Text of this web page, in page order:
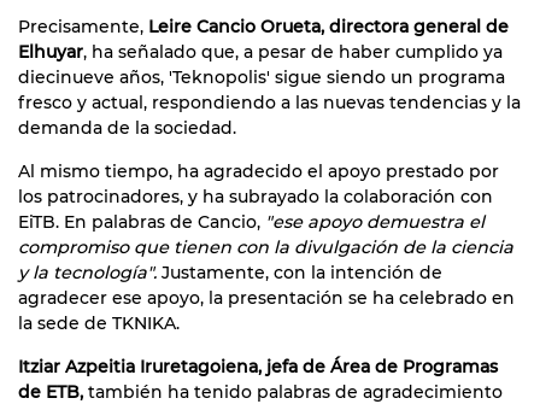
Precisamente, Leire Cancio Orueta, directora general de
Elhuyar, ha señalado que, a pesar de haber cumplido ya
diecinueve años, 'Teknopolis' sigue siendo un programa
fresco y actual, respondiendo a las nuevas tendencias y la
demanda de la sociedad.
Al mismo tiempo, ha agradecido el apoyo prestado por
los patrocinadores, y ha subrayado la colaboración con
EiTB. En palabras de Cancio, "ese apoyo demuestra el
compromiso que tienen con la divulgación de la ciencia
y la tecnología". Justamente, con la intención de
agradecer ese apoyo, la presentación se ha celebrado en
la sede de TKNIKA.
Itziar Azpeitia Iruretagoiena, jefa de Área de Programas
de ETB, también ha tenido palabras de agradecimiento